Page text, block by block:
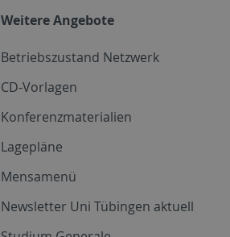
Weitere Angebote
Betriebszustand Netzwerk
CD-Vorlagen
Konferenzmaterialien
Lagepläne
Mensamenü
Newsletter Uni Tübingen aktuell